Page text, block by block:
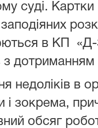
суді.
в КП
«Д-
дотриманням
недоліків в
і зокрема,
обсяг